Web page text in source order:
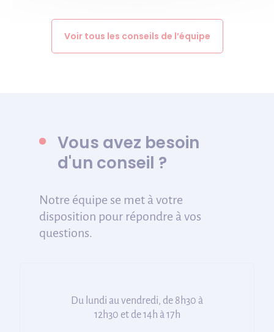
Voir tous les conseils de l’équipe
Vous avez besoin
d'un conseil ?
Notre équipe se met à votre
disposition pour répondre à vos
questions.
Du lundi au vendredi, de 8h30 à
12h30 et de 14h à 17h